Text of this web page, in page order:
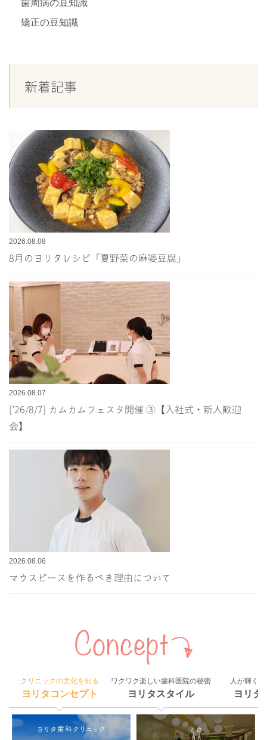
歯周病の豆知識
矯正の豆知識
新着記事
2026.08.08
8月のヨリタレシピ「夏野菜の麻婆豆腐」
2026.08.07
[’26/8/7] カムカムフェスタ開催 ③【入社式・新人歓迎
会】
2026.08.06
マウスピースを作るべき理由について
クリニックの文化を知る
ヨリタコンセプト
ワクワク楽しい歯科医院の秘密
ヨリタスタイル
人が輝く
ヨリタ